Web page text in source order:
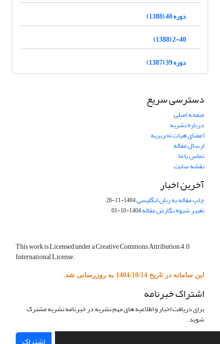
دوره 40 (1388)
2-40 (1388)
دوره 39 (1387)
دسترسی سریع
صفحه اصلی
درباره نشریه
اعضای هیات تحریریه
ارسال مقاله
تماس با ما
نقشه سایت
آخرین اخبار
چاپ مقاله به زبان انگلیسی1404-11-26
تغییر شیوه نگارش مقاله1404-10-01
This work is Licensed under a Creative Commons Attribution 4.0
International License.
این سامانه در تاریخ 1404/10/14 به روزرسانی شد.
اشتراک خبرنامه
برای دریافت اخبار و اطلاعیه های مهم نشریه در خبرنامه نشریه مشترک
شوید.